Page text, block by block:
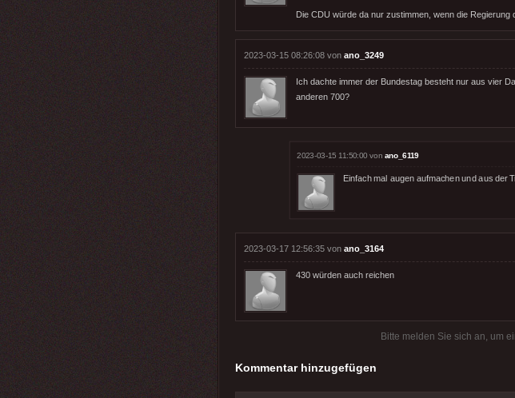
Die CDU würde da nur zustimmen, wenn die
2023-03-15 08:26:08 von ano_3249
Ich dachte immer der Bundestag besteht nur aus vier
anderen 700?
2023-03-15 11:50:00 von ano_6119
Einfach mal augen aufmachen und aus der
2023-03-17 12:56:35 von ano_3164
430 würden auch reichen
Bitte melden Sie sich an, um
Kommentar hinzugefügen